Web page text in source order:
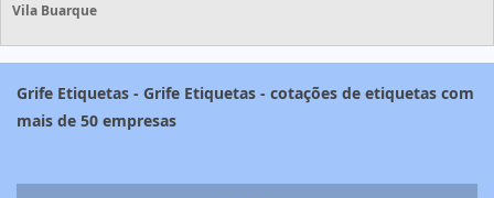
Vila Buarque
Grife Etiquetas - Grife Etiquetas - cotações de etiquetas com
mais de 50 empresas